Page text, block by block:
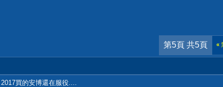
第5頁 共5頁 «
2017買的安博還在服役....